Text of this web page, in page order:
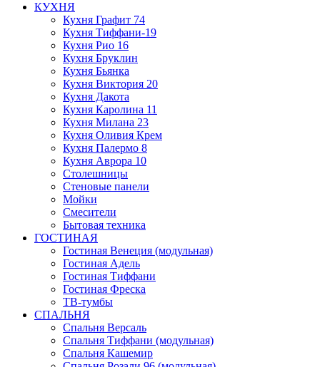
КУХНЯ
Кухня Графит 74
Кухня Тиффани-19
Кухня Рио 16
Кухня Бруклин
Кухня Бьянка
Кухня Виктория 20
Кухня Дакота
Кухня Каролина 11
Кухня Милана 23
Кухня Оливия Крем
Кухня Палермо 8
Кухня Аврора 10
Столешницы
Стеновые панели
Мойки
Смесители
Бытовая техника
ГОСТИНАЯ
Гостиная Венеция (модульная)
Гостиная Адель
Гостиная Тиффани
Гостиная Фреска
ТВ-тумбы
СПАЛЬНЯ
Спальня Версаль
Спальня Тиффани (модульная)
Спальня Кашемир